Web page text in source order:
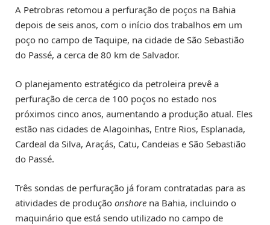
A Petrobras retomou a perfuração de poços na Bahia
depois de seis anos, com o início dos trabalhos em um
poço no campo de Taquipe, na cidade de São Sebastião
do Passé, a cerca de 80 km de Salvador.
O planejamento estratégico da petroleira prevê a
perfuração de cerca de 100 poços no estado nos
próximos cinco anos, aumentando a produção atual. Eles
estão nas cidades de Alagoinhas, Entre Rios, Esplanada,
Cardeal da Silva, Araçás, Catu, Candeias e São Sebastião
do Passé.
Três sondas de perfuração já foram contratadas para as
atividades de produção onshore na Bahia, incluindo o
maquinário que está sendo utilizado no campo de